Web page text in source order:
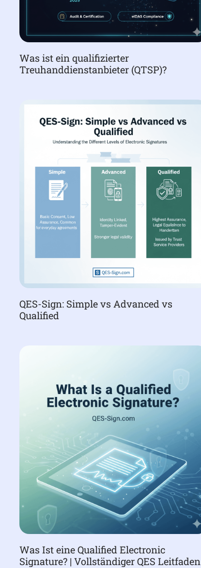
Was ist ein qualifizierter
Treuhanddienstanbieter (QTSP)?
QES-Sign: Simple vs Advanced vs
Qualified
Was Ist eine Qualified Electronic
Signature? | Vollständiger QES Leitfaden